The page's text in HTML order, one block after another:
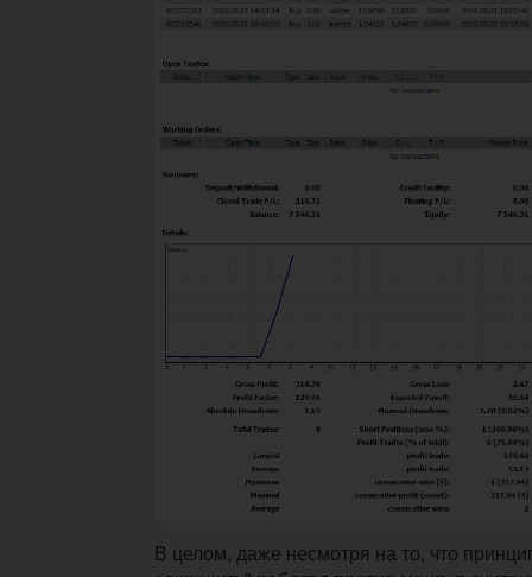
В целом, даже несмотря на то, что